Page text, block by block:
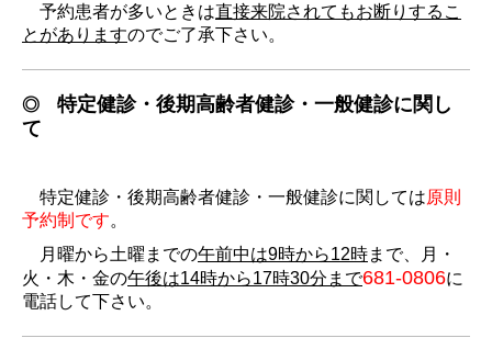
予約患者が多いと きは直接来院されてもお断りするこ
とがありますのでご了承下さい。
◎ 特定健診・後期高齢者健診・一般健診に関し
て
特定健診・後期高齢者健診・一般健診に関しては原則
予約制です。
月曜から土曜までの午前中は9時から12時まで、月・
火・木・金の午後は14時から17時30分まで681-0806に
電話して下さい。